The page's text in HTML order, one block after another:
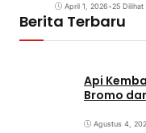
April 1, 2026•25 Dilihat
Berita Terbaru
Api
Bromo
Agustus 4,